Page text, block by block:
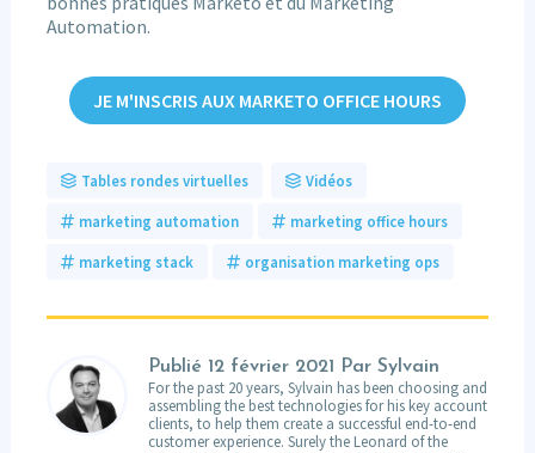
Automation.
JE M'INSCRIS AUX MARKETO OFFICE HOURS
Tables rondes virtuelles Vidéos
marketing automation marketing office hours
marketing stack organisation marketing ops
Publié 12 février 2021
Par Sylvain
For the past 20 years, Sylvain has been choosing and
assembling the best technologies for his key account
clients, to help them create a successful end-to-end
customer experience. Surely the Leonard of the